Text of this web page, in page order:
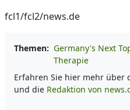
fcl1/fcl2/news.de
Themen: Germany's Next
Therapie
Erfahren Sie hier mehr über
und die Redaktion von